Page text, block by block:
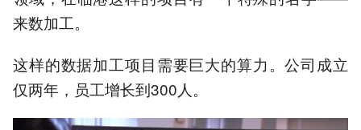
来数加工。
这样的数据加工项目需要巨大的算力。公司成立
仅两年，员工增长到300人。